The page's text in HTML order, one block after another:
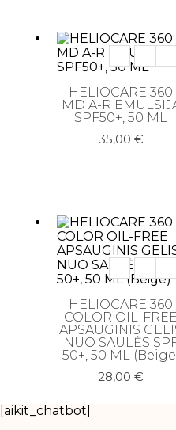
Makiažo pagrindai ir
Makiažo pagrindai ir
Makiažo rinkiniai
Makiažo šepetėliai
Plaukų priežiūros
Apsauga nuo karščio
Galvos odos šveitikliai
Nenuskalaujami
Plaukų formavimo
Plaukų kaukės ir
Plaukų kondicionieriai
Plaukų kondicionieriai
HELIOCARE 360
MD A-R
SPF50+, 50 ML
35,00 €
HELIOCARE 360
COLOR OIL-FREE
APSAUGINIS
NUO SAULĖS
50+, 50 ML
28,00€
[aikit_chatbot]